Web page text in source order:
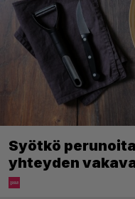
Syötkö
yhteyden